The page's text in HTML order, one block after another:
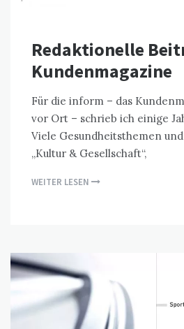
Redaktionelle
Kundenmagazine
Für die inform – das
vor Ort – schrieb ich einige
Viele Gesundheitsthemen
„Kultur & Gesellschaft“,
WEITER LESEN